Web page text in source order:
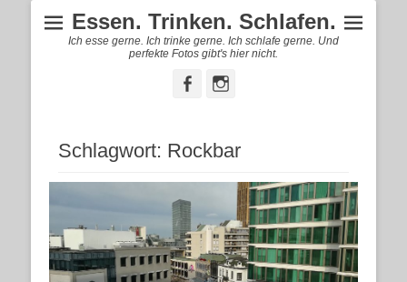
Essen. Trinken. Schlafen.
Ich esse gerne. Ich trinke gerne. Ich schlafe gerne. Und
perfekte Fotos gibt's hier nicht.
FacebookInstagram
Schlagwort: Rockbar